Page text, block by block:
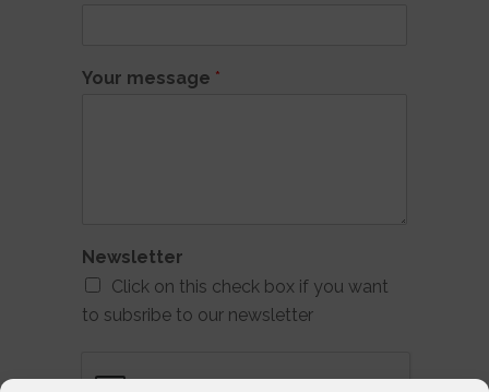
Your message *
Newsletter
Click on this check box if you want
to subsribe to our newsletter